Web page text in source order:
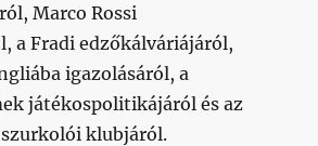
Marco Rossi
a Fradi edzőkálváriájáról,
igazolásáról, a
játékospolitikájáról és az
klubjáról.